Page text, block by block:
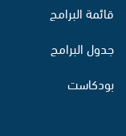
قائمة البرامج
جدول البرامج
بودكاست